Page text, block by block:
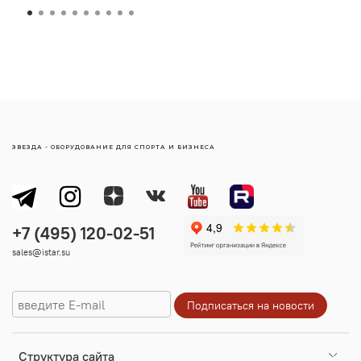
Cтруктура сайта
sales@istar.su
ЗВЕЗДА - ОБОРУДОВАНИЕ ДЛЯ СПОРТА И БИЗНЕСА